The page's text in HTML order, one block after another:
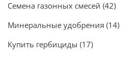
Семена газонных смесей (42)
Минеральные удобрения (14)
Купить гербициды (17)